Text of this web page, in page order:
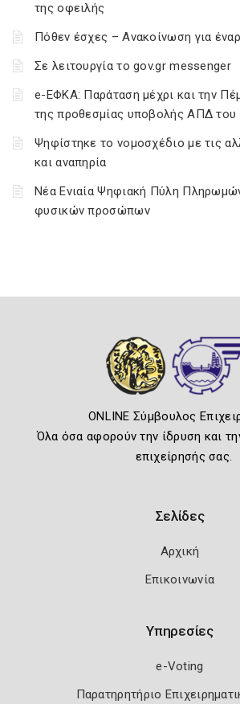
της οφειλής
Πόθεν έσχες – Ανακοίνωση για
Σε λειτουργία το gov.gr messenger
e-ΕΦΚΑ: Παράταση μέχρι και την
της προθεσμίας υποβολής ΑΠΔ
Ψηφίστηκε το νομοσχέδιο με τις
και αναπηρία
Νέα Ενιαία Ψηφιακή Πύλη
φυσικών προσώπων
ONLINE Σύμβουλος
Όλα όσα αφορούν την ίδρυση και
επιχείρησής σας.
Σελίδες
Αρχική
Επικοινωνία
Υπηρεσίες
e-Voting
Παρατηρητήριο